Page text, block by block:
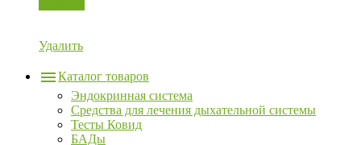
Удалить
Каталог товаров
Эндокринная система
Средства для лечения дыхательной системы
Тесты Ковид
БАДы